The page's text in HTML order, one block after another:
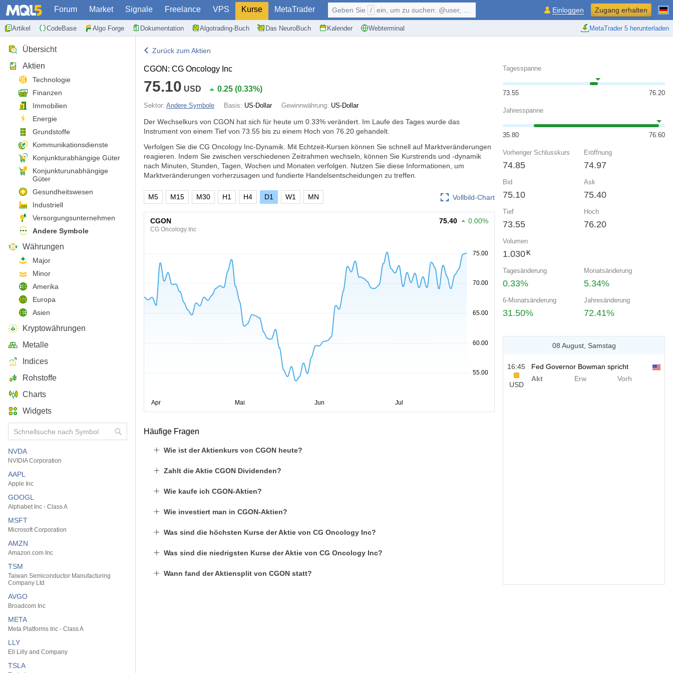
Forum Market Signale Freelance VPS Kurse MetaTrader
Artikel CodeBase Algo Forge Dokumentation Algotrading-Buch Das NeuroBuch Kalender Webterminal MetaTrader 5 herunterladen
Geben Sie / ein, um zu suchen: @user, $symbol, ... Einloggen Zugang erhalten
Übersicht
Aktien
Technologie
Finanzen
Immobilien
Energie
Grundstoffe
Kommunikationsdienste
Konjunkturabhängige Güter
Konjunkturunabhängige
Güter
Gesundheitswesen
Industriell
Versorgungsunternehmen
Andere Symbole
Währungen
Major
Minor
Amerika
Europa
Asien
Kryptowährungen
Metalle
Indices
Rohstoffe
Charts
Widgets
NVDA
NVIDIA Corporation
AAPL
Apple Inc
GOOGL
Alphabet Inc - Class A
MSFT
Microsoft Corporation
AMZN
Amazon.com Inc
TSM
Taiwan Semiconductor Manufacturing
Company Ltd
AVGO
Broadcom Inc
META
Meta Platforms Inc - Class A
LLY
Eli Lilly and Company
TSLA
Zurück zum Aktien
CGON: CG Oncology Inc
75.10 USD 0.25 (0.33%)
Sektor: Andere Symbole Basis: US-Dollar Gewinnwährung: US-Dollar
Der Wechselkurs von CGON hat sich für heute um 0.33% verändert. Im Laufe des Tages wurde das
Instrument von einem Tief von 73.55 bis zu einem Hoch von 76.20 gehandelt.
Verfolgen Sie die CG Oncology Inc-Dynamik. Mit Echtzeit-Kursen können Sie schnell auf Marktveränderungen
reagieren. Indem Sie zwischen verschiedenen Zeitrahmen wechseln, können Sie Kurstrends und -dynamik
nach Minuten, Stunden, Tagen, Wochen und Monaten verfolgen. Nutzen Sie diese Informationen, um
Marktveränderungen vorherzusagen und fundierte Handelsentscheidungen zu treffen.
Vollbild-Chart
M5 M15 M30 H1 H4 D1 W1 MN
CGON
CG Oncology Inc
75.40 0.00%
Häufige Fragen
Wie ist der Aktienkurs von CGON heute?
Zahlt die Aktie CGON Dividenden?
Wie kaufe ich CGON-Aktien?
Wie investiert man in CGON-Aktien?
Was sind die höchsten Kurse der Aktie von CG Oncology Inc?
Was sind die niedrigsten Kurse der Aktie von CG Oncology Inc?
Wann fand der Aktiensplit von CGON statt?
Tagesspanne
73.55 76.20
Jahresspanne
35.80 76.60
Vorheriger Schlusskurs
74.85
Eröffnung
74.97
Bid
75.10
Ask
75.40
Tief
73.55
Hoch
76.20
Volumen
1.030 K
Tagesänderung
0.33%
Monatsänderung
5.34%
6-Monatsänderung
31.50%
Jahresänderung
72.41%
08 August, Samstag
16:45
USD
Fed Governor Bowman spricht
Akt
Erw Vorh